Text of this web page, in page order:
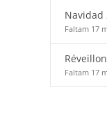
Navidad
Faltam 17
Faltam 17